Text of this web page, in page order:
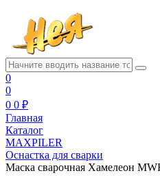
0
0
0 0 ₽
Главная
Каталог
MAXPILER
Оснастка для сварки
Маска сварочная Хамелеон